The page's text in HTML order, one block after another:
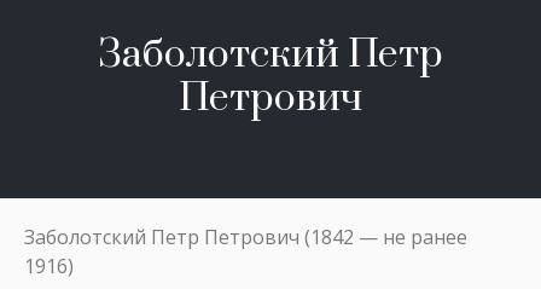
Заболотский Петр
Петрович
Заболотский Петр Петрович (1842 — не ранее
1916)